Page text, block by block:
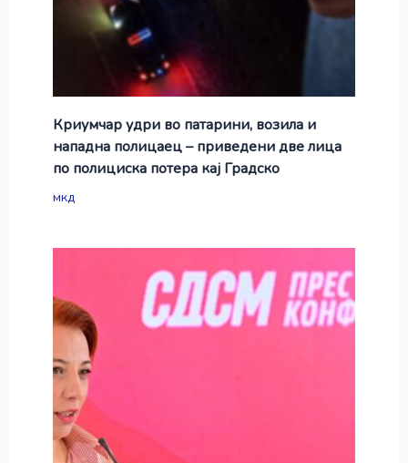
Криумчар удри во патарини, возила и
нападна полицаец – приведени две лица
по полициска потера кај Градско
мкд